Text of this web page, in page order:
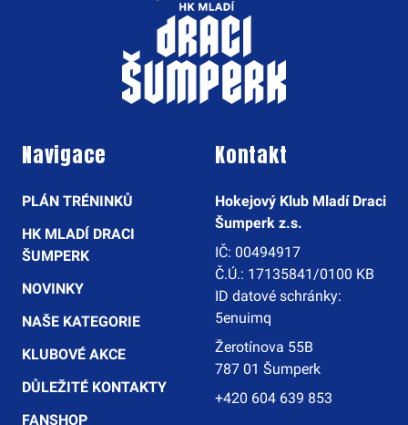
Navigace
PLÁN TRÉNINKŮ
HK MLADÍ DRACI
ŠUMPERK
NOVINKY
NAŠE KATEGORIE
KLUBOVÉ AKCE
DŮLEŽITÉ KONTAKTY
FANSHOP
Kontakt
Hokejový Klub Mladí Draci
Šumperk z.s.
IČ: 00494917
Č.Ú.: 17135841/0100 KB
ID datové schránky:
5enuimq
Žerotínova 55B
787 01 Šumperk
+420 604 639 853